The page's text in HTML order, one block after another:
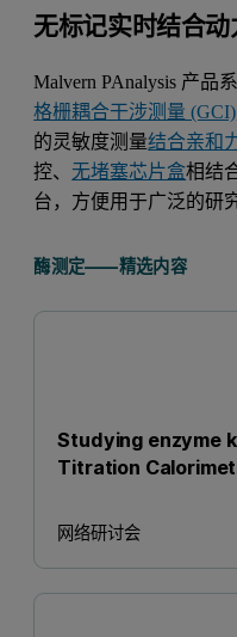
无标记实时结合动
Malvern PAnalysis 产品
格栅耦合干涉测量 (GCI)
的灵敏度测量结合亲和
控、 无堵塞芯片盒相结
台，方便用于广泛的研
酶测定——精选内容
Studying enzyme
Titration
网络研讨会